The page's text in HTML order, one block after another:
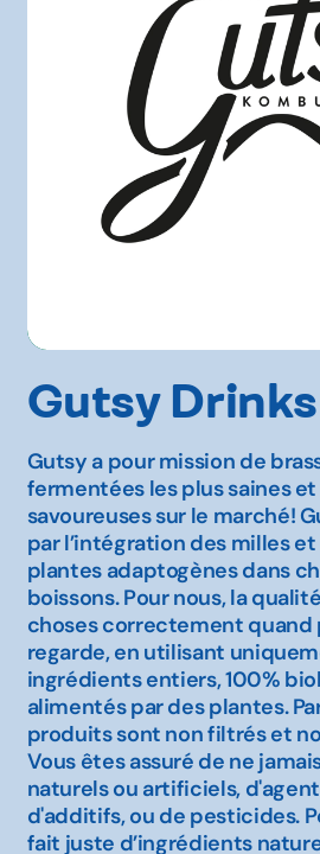
Gutsy Drinks
Gutsy a pour mission de
fermentées les plus saines
savoureuses sur le marché!
par l’intégration des milles
plantes adaptogènes dans
boissons. Pour nous, la
choses correctement quand
regarde, en utilisant
ingrédients entiers, 100%
alimentés par des plantes.
produits sont non filtrés et
Vous êtes assuré de ne
naturels ou artificiels,
d'additifs, ou de pesticides.
fait juste d’ingrédients